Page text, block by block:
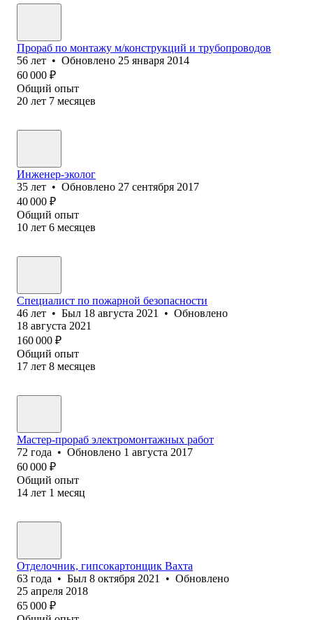
Прораб по монтажу м/конструкций и трубопроводов
56 лет • Обновлено 25 января 2014
60 000 ₽
Общий опыт
20 лет 7 месяцев
Инженер-эколог
35 лет • Обновлено 27 сентября 2017
40 000 ₽
Общий опыт
10 лет 6 месяцев
Специалист по пожарной безопасности
46 лет • Был 18 августа 2021 • Обновлено
18 августа 2021
160 000 ₽
Общий опыт
17 лет 8 месяцев
Мастер-прораб электромонтажных работ
72 года • Обновлено 1 августа 2017
60 000 ₽
Общий опыт
14 лет 1 месяц
Отделочник, гипсокартонщик Вахта
63 года • Был 8 октября 2021 • Обновлено
25 апреля 2018
65 000 ₽